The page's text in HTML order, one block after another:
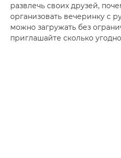
развлечь своих друзей,
организовать вечеринку с
можно загружать без
приглашайте сколько